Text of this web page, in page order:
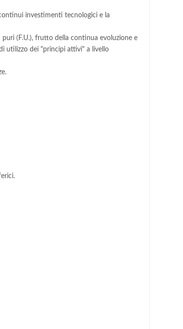
investimenti tecnologici e la
(F.U.), frutto della continua evoluzione e
utilizzo dei "principi attivi" a livello